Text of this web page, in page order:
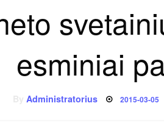
esminiai
ByAdministratorius Posted
2015-03-05